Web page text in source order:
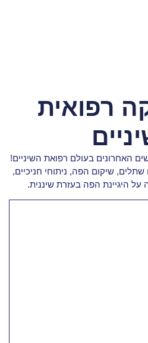
רפואית
האחרונים בעולם רפואת השיניים!
שיקום הפה, ניתוחי חניכיים,
על היגיינת הפה בעזרת שיננית.